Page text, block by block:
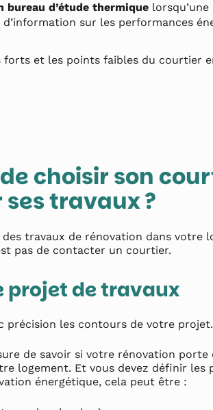
bureau d’étude thermiquelorsqu’une
d’information sur les performances
forts et les points faibles du courtier
choisir son
travaux ?
travaux de rénovation dans votre
pas de contacter un courtier.
projet de travaux
précision les contours de votre projet.
de savoir si votre rénovation porte
logement. Et vous devez définir les
énergétique, cela peut être :